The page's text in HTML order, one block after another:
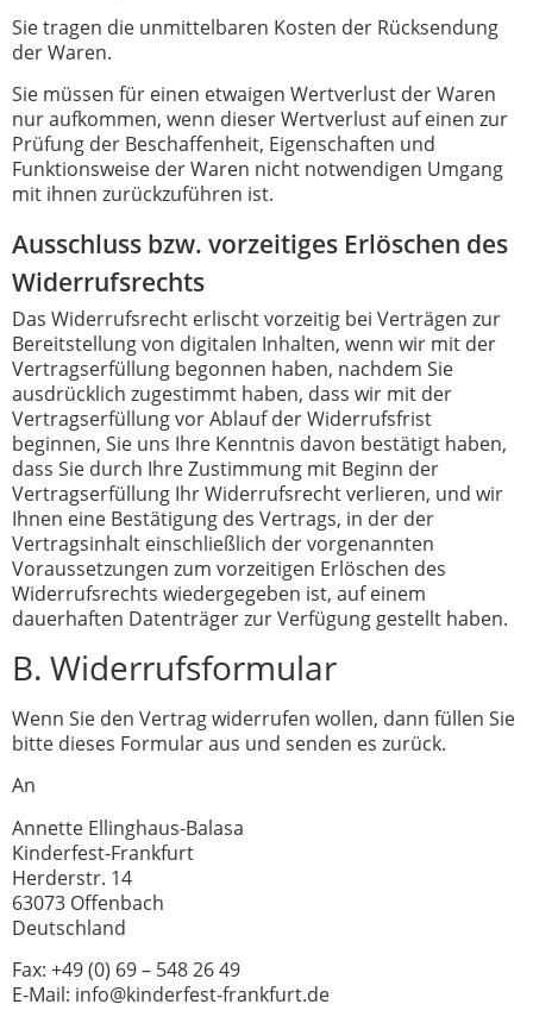
Sie tragen die unmittelbaren Kosten der Rücksendung
der Waren.
Sie müssen für einen etwaigen Wertverlust der Waren
nur aufkommen, wenn dieser Wertverlust auf einen zur
Prüfung der Beschaffenheit, Eigenschaften und
Funktionsweise der Waren nicht notwendigen Umgang
mit ihnen zurückzuführen ist.
Ausschluss bzw. vorzeitiges Erlöschen des
Widerrufsrechts
Das Widerrufsrecht erlischt vorzeitig bei Verträgen zur
Bereitstellung von digitalen Inhalten, wenn wir mit der
Vertragserfüllung begonnen haben, nachdem Sie
ausdrücklich zugestimmt haben, dass wir mit der
Vertragserfüllung vor Ablauf der Widerrufsfrist
beginnen, Sie uns Ihre Kenntnis davon bestätigt haben,
dass Sie durch Ihre Zustimmung mit Beginn der
Vertragserfüllung Ihr Widerrufsrecht verlieren, und wir
Ihnen eine Bestätigung des Vertrags, in der der
Vertragsinhalt einschließlich der vorgenannten
Voraussetzungen zum vorzeitigen Erlöschen des
Widerrufsrechts wiedergegeben ist, auf einem
dauerhaften Datenträger zur Verfügung gestellt haben.
B. Widerrufsformular
Wenn Sie den Vertrag widerrufen wollen, dann füllen Sie
bitte dieses Formular aus und senden es zurück.
An
Annette Ellinghaus-Balasa
Kinderfest-Frankfurt
Herderstr. 14
63073 Offenbach
Deutschland
Fax: +49 (0) 69 – 548 26 49
E-Mail: info@kinderfest-frankfurt.de